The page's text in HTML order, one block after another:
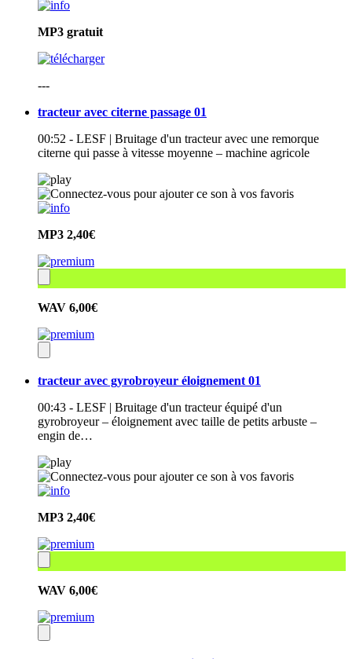
MP3 gratuit
---
tracteur avec citerne passage 01
00:52 - LESF | Bruitage d'un tracteur avec une remorque
citerne qui passe à vitesse moyenne – machine agricole
MP3 2,40€
WAV 6,00€
tracteur avec gyrobroyeur éloignement 01
00:43 - LESF | Bruitage d'un tracteur équipé d'un
gyrobroyeur – éloignement avec taille de petits arbuste –
engin de…
MP3 2,40€
WAV 6,00€